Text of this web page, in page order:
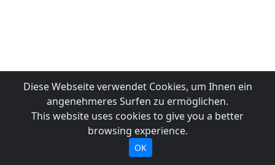
Diese Webseite verwendet Cookies, um Ihnen ein
angenehmeres Surfen zu ermöglichen.
This website uses cookies to give you a better
browsing experience.
OK